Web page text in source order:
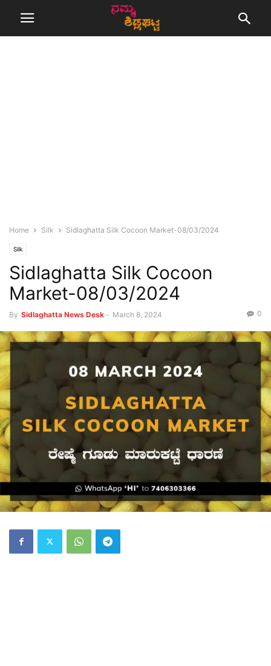
Home Silk Sidlaghatta Silk Cocoon Market-08/03/2024
Silk
Sidlaghatta Silk Cocoon
Market-08/03/2024
By Sidlaghatta News Desk - March 8, 2024 0